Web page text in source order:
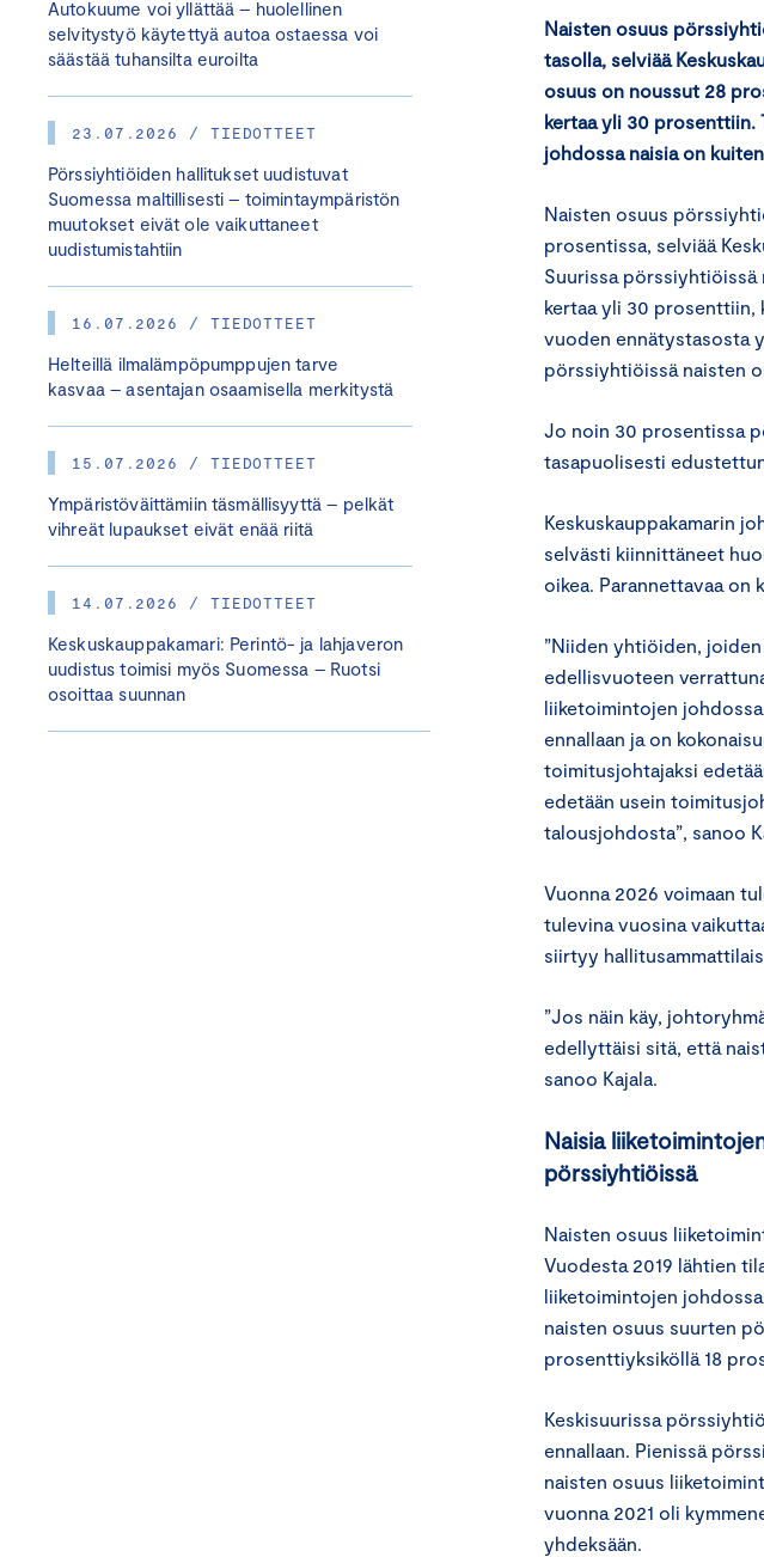
Autokuume voi yllättää – huolellinen
selvitystyö käytettyä autoa ostaessa voi
säästää tuhansilta euroilta
23.07.2026 / TIEDOTTEET
Pörssiyhtiöiden hallitukset uudistuvat
Suomessa maltillisesti – toimintaympäristön
muutokset eivät ole vaikuttaneet
uudistumistahtiin
16.07.2026 / TIEDOTTEET
Helteillä ilmalämpöpumppujen tarve
kasvaa – asentajan osaamisella merkitystä
15.07.2026 / TIEDOTTEET
Ympäristöväittämiin täsmällisyyttä – pelkät
vihreät lupaukset eivät enää riitä
14.07.2026 / TIEDOTTEET
Keskuskauppakamari: Perintö- ja lahjaveron
uudistus toimisi myös Suomessa – Ruotsi
osoittaa suunnan
Naisten osuus
tasolla, selviää
osuus on noussut 28
kertaa yli 30
johdossa naisia on
Naisten osuus
prosentissa, selviää
Suurissa pörssiyhtiöissä
kertaa yli 30 prosenttiin,
vuoden ennätystasosta
pörssiyhtiöissä naisten
Jo noin 30 prosentissa
tasapuolisesti
Keskuskauppakamarin
selvästi kiinnittäneet
oikea. Parannettavaa on
”Niiden yhtiöiden,
edellisvuoteen
liiketoimintojen
ennallaan ja on
toimitusjohtajaksi
edetään usein
talousjohdosta”, sanoo
Vuonna 2026 voimaan
tulevina vuosina
siirtyy
”Jos näin käy,
edellyttäisi sitä, että
sanoo Kajala.
Naisia
pörssiyhtiöissä
Naisten osuus
Vuodesta 2019 lähtien
liiketoimintojen
naisten osuus suurten
prosenttiyksiköllä 18
Keskisuurissa
ennallaan. Pienissä
naisten osuus
vuonna 2021 oli
yhdeksään.